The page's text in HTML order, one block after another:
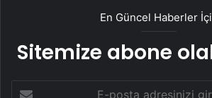
En Güncel Haberler
Sitemize abone